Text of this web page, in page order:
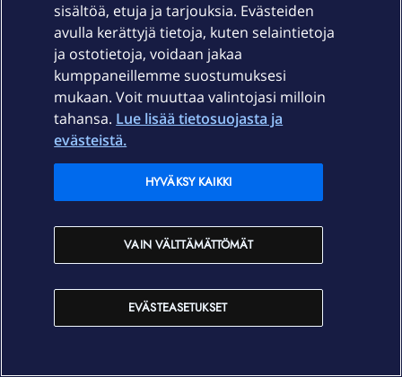
Palvelut
Ajankohtaista
In English
På Svenska
sisältöä, etuja ja tarjouksia. Evästeiden
avulla kerättyjä tietoja, kuten selaintietoja
ja ostotietoja, voidaan jakaa
kumppaneillemme suostumuksesi
mukaan. Voit muuttaa valintojasi milloin
tahansa. Lue lisää tietosuojasta ja
evästeistä.
EVÄSTEASETUKSET
VAIN VÄLTTÄMÄTTÖMÄT
HYVÄKSY KAIKKI